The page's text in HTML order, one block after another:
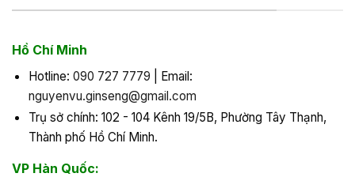
Hồ Chí Minh
Hotline: 090 727 7779 | Email:
nguyenvu.ginseng@gmail.com
Trụ sở chính: 102 - 104 Kênh 19/5B, Phường Tây Thạnh,
Thành phố Hồ Chí Minh.
VP Hàn Quốc: